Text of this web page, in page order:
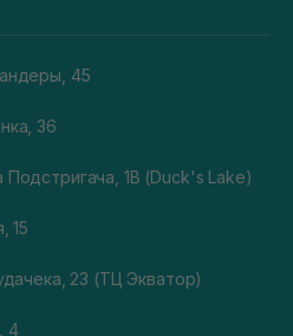
45
36
Подстригача, 1В (Duck's Lake)
15
23 (ТЦ Экватор)
4